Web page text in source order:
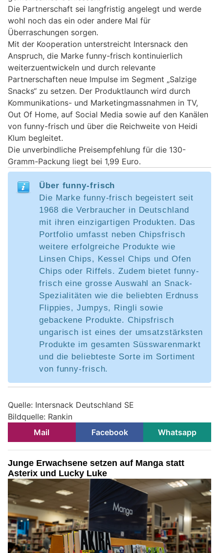
Die Partnerschaft sei langfristig angelegt und werde
wohl noch das ein oder andere Mal für
Überraschungen sorgen.
Mit der Kooperation unterstreicht Intersnack den
Anspruch, die Marke funny-frisch kontinuierlich
weiterzuentwickeln und durch relevante
Partnerschaften neue Impulse im Segment „Salzige
Snacks“ zu setzen. Der Produktlaunch wird durch
Kommunikations- und Marketingmassnahmen in TV,
Out Of Home, auf Social Media sowie auf den Kanälen
von funny-frisch und über die Reichweite von Heidi
Klum begleitet.
Die unverbindliche Preisempfehlung für die 130-
Gramm-Packung liegt bei 1,99 Euro.
Über funny-frisch
Die Marke funny-frisch begeistert seit
1968 die Verbraucher in Deutschland
mit ihren einzigartigen Produkten. Das
Portfolio umfasst neben Chipsfrisch
weitere erfolgreiche Produkte wie
Linsen Chips, Kessel Chips und Ofen
Chips oder Riffels. Zudem bietet funny-
frisch eine grosse Auswahl an Snack-
Spezialitäten wie die beliebten Erdnuss
Flippies, Jumpys, Ringli sowie
gebackene Produkte. Chipsfrisch
ungarisch ist eines der umsatzstärksten
Produkte im gesamten Süsswarenmarkt
und die beliebteste Sorte im Sortiment
von funny-frisch.
Quelle: Intersnack Deutschland SE
Bildquelle: Rankin
Mail
Facebook Whatsapp
Junge Erwachsene setzen auf Manga statt
Asterix und Lucky Luke